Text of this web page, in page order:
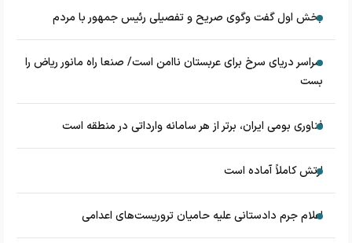
بخش اول گفت وگوی صریح و تفصیلی رئیس جمهور با مردم
سراسر دریای سرخ برای عربستان ناامن است/ صنعا راه مانور ریاض را
بست
فناوری بومی ایران، برتر از هر سامانه وارداتی در منطقه است
ارتش کاملاً آماده است
اعلام جرم دادستانی علیه حامیان تروریست‌های اعدامی